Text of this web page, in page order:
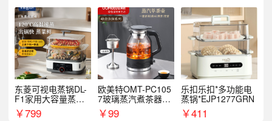
东菱可视电蒸锅DL-
F1家用大容量蒸炖
锅
￥799
欧美特OMT-PC105
7玻璃蒸汽煮茶器黑
茶泡茶具茶壶花茶壶
￥99
乐扣乐扣*多功能电
蒸锅*EJP1277GRN
￥411